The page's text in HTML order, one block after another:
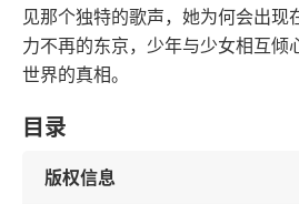
见那个独特的歌声，她为何会出现
力不再的东京，少年与少女相互倾
世界的真相。
目录
版权信息